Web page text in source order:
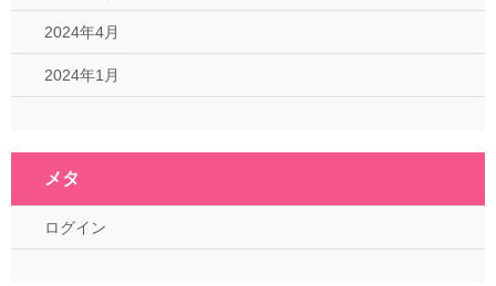
2024年4月
2024年1月
メタ
ログイン